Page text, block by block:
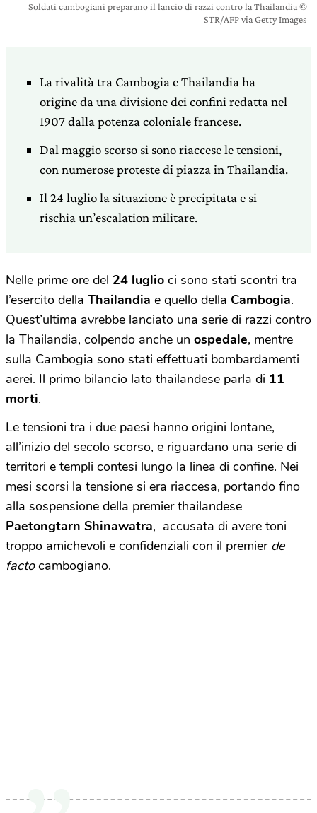
Soldati cambogiani preparano il lancio di razzi contro la Thailandia ©
STR/AFP via Getty Images
La rivalità tra Cambogia e Thailandia ha
origine da una divisione dei confini redatta nel
1907 dalla potenza coloniale francese.
Dal maggio scorso si sono riaccese le tensioni,
con numerose proteste di piazza in Thailandia.
Il 24 luglio la situazione è precipitata e si
rischia un’escalation militare.
Nelle prime ore del 24 luglio ci sono stati scontri tra
l’esercito della Thailandia e quello della Cambogia.
Quest’ultima avrebbe lanciato una serie di razzi contro
la Thailandia, colpendo anche un ospedale, mentre
sulla Cambogia sono stati effettuati bombardamenti
aerei. Il primo bilancio lato thailandese parla di 11
morti.
Le tensioni tra i due paesi hanno origini lontane,
all’inizio del secolo scorso, e riguardano una serie di
territori e templi contesi lungo la linea di confine. Nei
mesi scorsi la tensione si era riaccesa, portando fino
alla sospensione della premier thailandese
Paetongtarn Shinawatra, accusata di avere toni
troppo amichevoli e confidenziali con il premier de
factocambogiano.